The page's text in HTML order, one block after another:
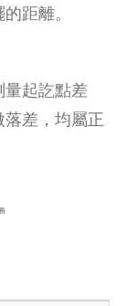
距離。
量起訖點差
差，均屬正